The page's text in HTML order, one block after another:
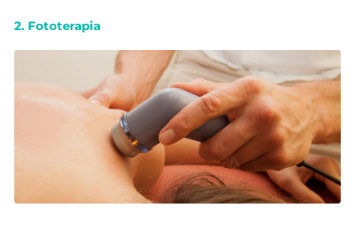
2. Fototerapia